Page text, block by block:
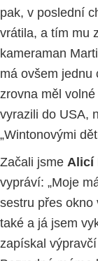
pak, v poslední
vrátila, a tím mu
kameraman
má ovšem jednu
zrovna měl
vyrazili do USA,
„Wintonovými
Začali jsme Alicí
vypráví: „Moje
sestru přes okno
také a já jsem
zapískal